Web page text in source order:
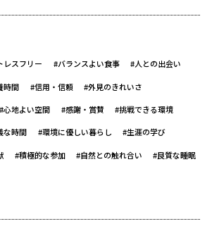
レスフリー #バランスよい食事 #人との出会い
時間 #信用・信頼 #外見のきれいさ
#心地よい空間 #感謝・賞賛 #挑戦できる環境
な時間 #環境に優しい暮らし #生涯の学び
#積極的な参加 #自然との触れ合い #良質な睡眠